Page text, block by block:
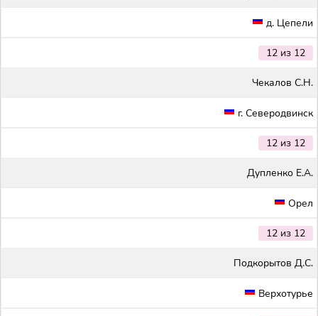
д. Цепели
12 из 12
Чекалов С.Н.
г. Северодвинск
12 из 12
Дупленко Е.А.
Орел
12 из 12
Подкорытов Д.С.
Верхотурье